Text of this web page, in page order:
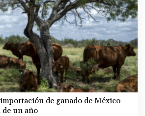
de ganado de México
de un año